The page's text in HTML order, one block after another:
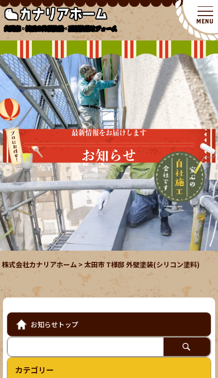
北関東・埼玉の外壁塗装・屋根塗装リフォーム
最新情報をお届けします
お知らせ
株式会社カナリアホーム >太田市 T様邸 外壁塗装(シリコン塗料)
お知らせトップ
カテゴリー